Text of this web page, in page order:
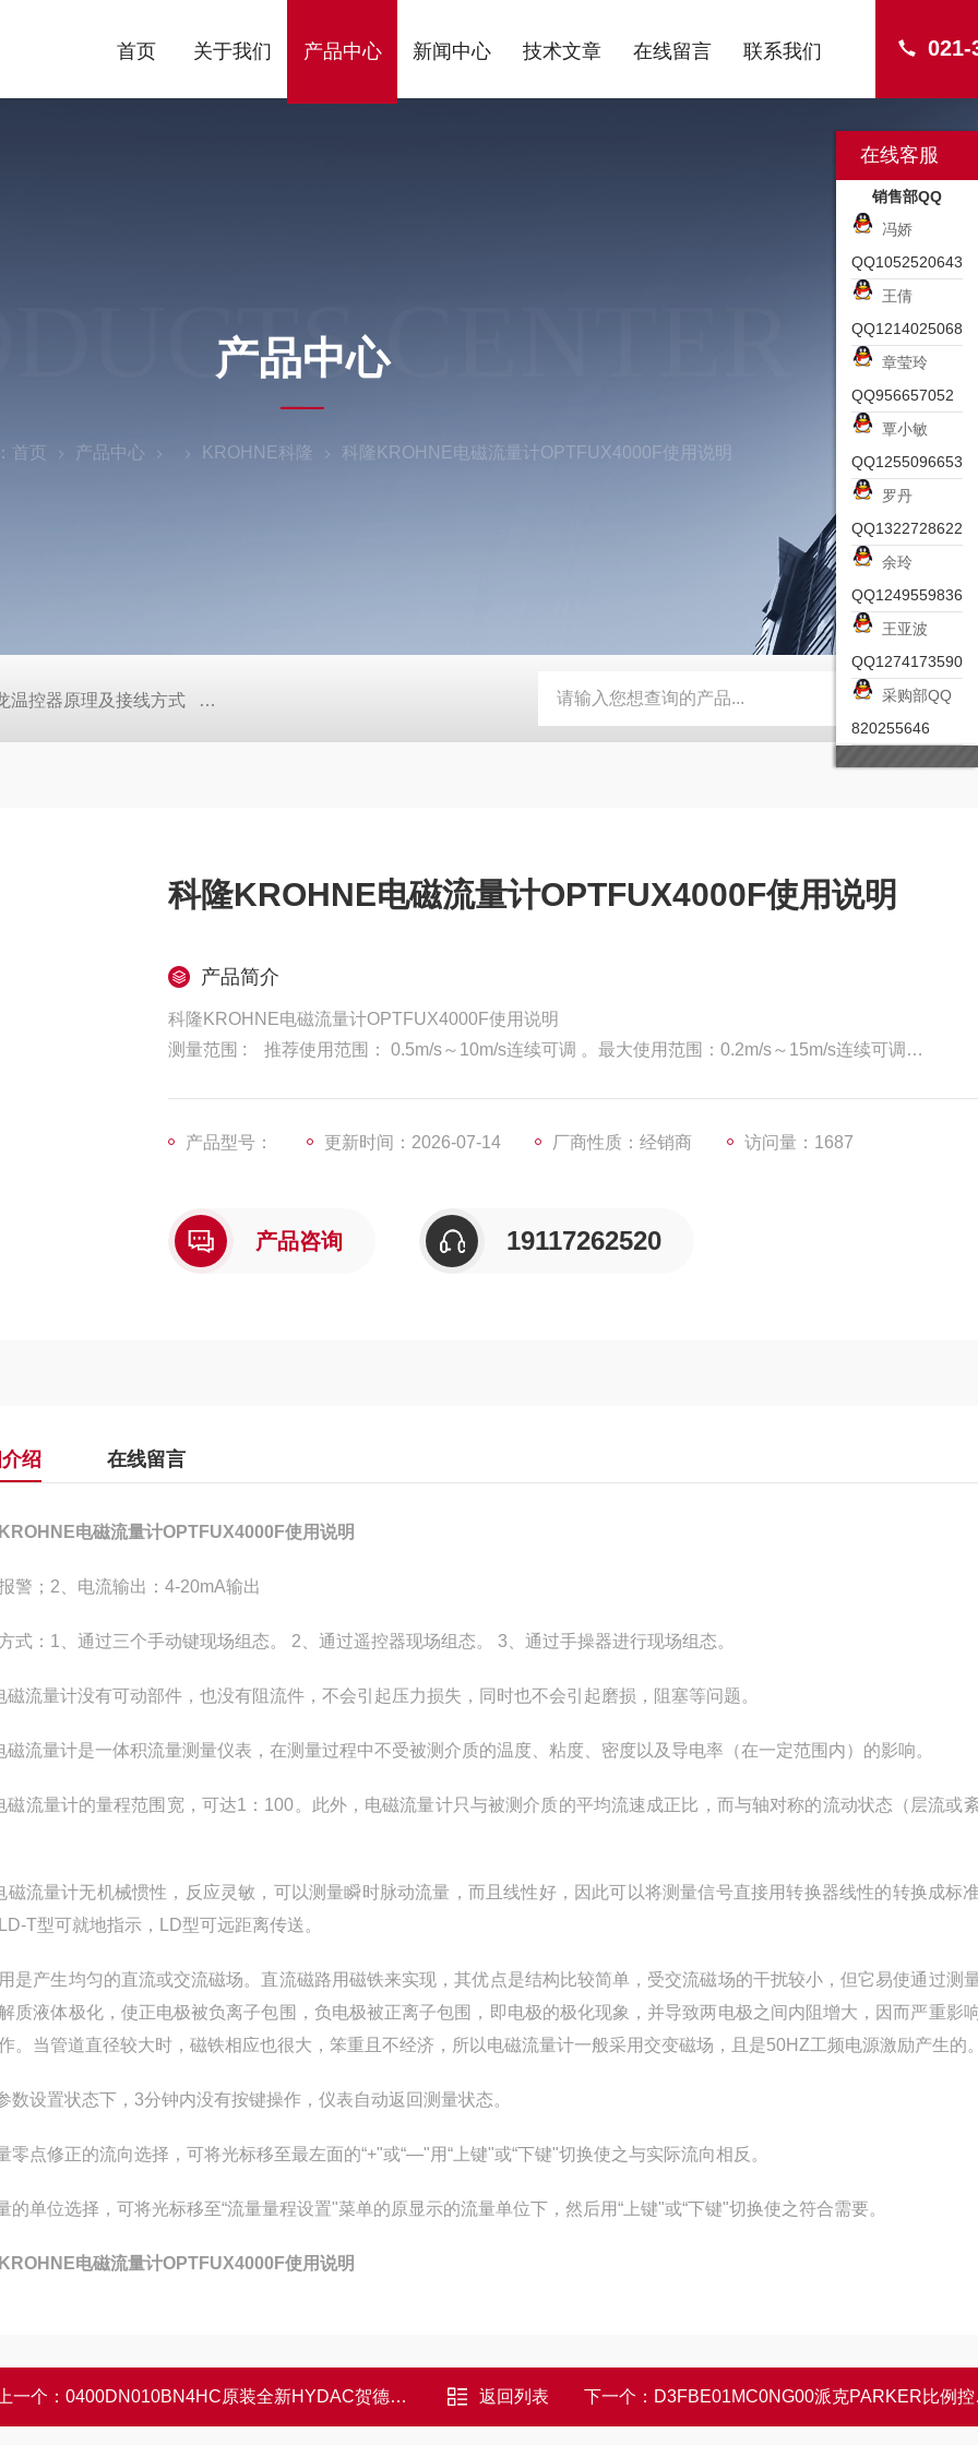
021-
首页 关于我们 产品中心 新闻中心 技术文章 在线留言 联系我们
CENTER
产品中心
首页 产品中心 KROHNE科隆 科隆KROHNE电磁流量计OPTFUX4000F使用说明
温控器原理及接线方式 日本SMC真空压力开关的中文资料ZK2-ZSEA-A *皮尔兹PILZ安全激光扫描仪 RZMO-TER-
科隆KROHNE电磁流量计OPTFUX4000F使用说明
产品简介
科隆KROHNE电磁流量计OPTFUX4000F使用说明
测量范围 : 推荐使用范围： 0.5m/s～10m/s连续可调 。最大使用范围：0.2m/s～15m/s连续可调
产品型号： 更新时间：2026-07-14 厂商性质：经销商 访问量：1687
产品咨询 19117262520
绍 在线留言
电磁流量计OPTFUX4000F使用说明
警；2、电流输出：4-20mA输出
式：1、通过三个手动键现场组态。 2、通过遥控器现场组态。 3、通过手操器进行现场组态。
磁流量计没有可动部件，也没有阻流件，不会引起压力损失，同时也不会引起磨损，阻塞等问题。
磁流量计是一体积流量测量仪表，在测量过程中不受被测介质的温度、粘度、密度以及导电率（在一定范围内）的影响。
磁流量计的量程范围宽，可达1：100。此外，电磁流量计只与被测介质的平均流速成正比，而与轴对称的流动状态（层流或
磁流量计无机械惯性，反应灵敏，可以测量瞬时脉动流量，而且线性好，因此可以将测量信号直接用转换器线性的转换成标
T型可就地指示，LD型可远距离传送。
是产生均匀的直流或交流磁场。直流磁路用磁铁来实现，其优点是结构比较简单，受交流磁场的干扰较小，但它易使通过测
质液体极化，使正电极被负离子包围，负电极被正离子包围，即电极的极化现象，并导致两电极之间内阻增大，因而严重影
。当管道直径较大时，磁铁相应也很大，笨重且不经济，所以电磁流量计一般采用交变磁场，且是50HZ工频电源激励产生的
数设置状态下，3分钟内没有按键操作，仪表自动返回测量状态。
零点修正的流向选择，可将光标移至最左面的“+"或“—"用“上键"或“下键"切换使之与实际流向相反。
的单位选择，可将光标移至“流量量程设置"菜单的原显示的流量单位下，然后用“上键"或“下键"切换使之符合需要。
电磁流量计OPTFUX4000F使用说明
一个： 0400DN010BN4HC原装全新HYDAC贺德克滤芯作用 返回列表 下一个： D3FBE01MC0NG00派克PARKER比例控制阀参考数据
在线客服
销售部QQ
冯娇
QQ1052520643
王倩
QQ1214025068
章莹玲
QQ956657052
覃小敏
QQ1255096653
罗丹
QQ1322728622
余玲
QQ1249559836
王亚波
QQ1274173590
采购部QQ
820255646